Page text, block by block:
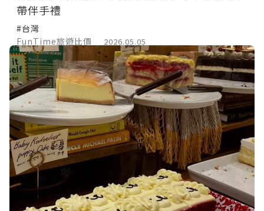
帶伴手禮
#台灣
FunTime旅遊比價
2026.05.05